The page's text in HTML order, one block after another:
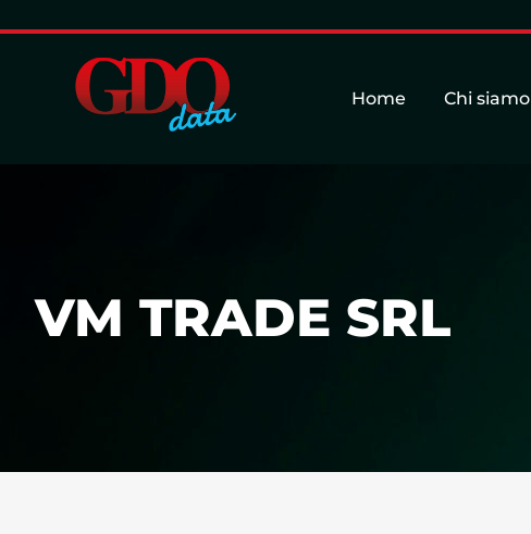
Home Chi siamo
VM TRADE SRL